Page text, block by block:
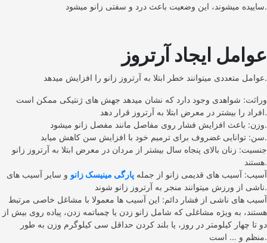
ساییده میشوند، این وضعیت باعث درد و سفتی زانو میشود.
عوامل ایجاد آرتروز
عوامل متعددی میتوانند خطر ابتلا به آرتروز زانو را افزایش میدهد.
وراثت: شواهدی وجود دارد که نشان میدهد جهش های ژنتیکی ممکن است
افراد را بیشتر در معرض ابتلا به آرتروز قرار دهد.
وزن: باعث افزایش فشار روی مفاصل مانند مفصل زانو میشود.
سن: توانایی غضروف برای ترمیم خود با افزایش سن کاهش میابد.
جنسیت: زنان بالای پنجاه سال بیشتر از مردان در معرض ابتلا به آرتروز زانو
هستند.
آسیب: آسیب های قدیمی زانو از جمله پارگی مینیسک زانو و سایر آسیب های
ناشی از ورزش میتوانند منجر به آرتروز زانو شوند.
آسیب های ناشی از فشار دائم: این آسیب ها معمولا با مشاغل خاصی مرتبط
هستند، به ویژه مشاغلی که شامل زانو زدن یا چمباتمه زدن، پیاده روی بیش از
دو تا چهار کیلومتر در روز، یا بلند کردن حداقل سی کیلوگرم وزن به طور
منظم و … است.